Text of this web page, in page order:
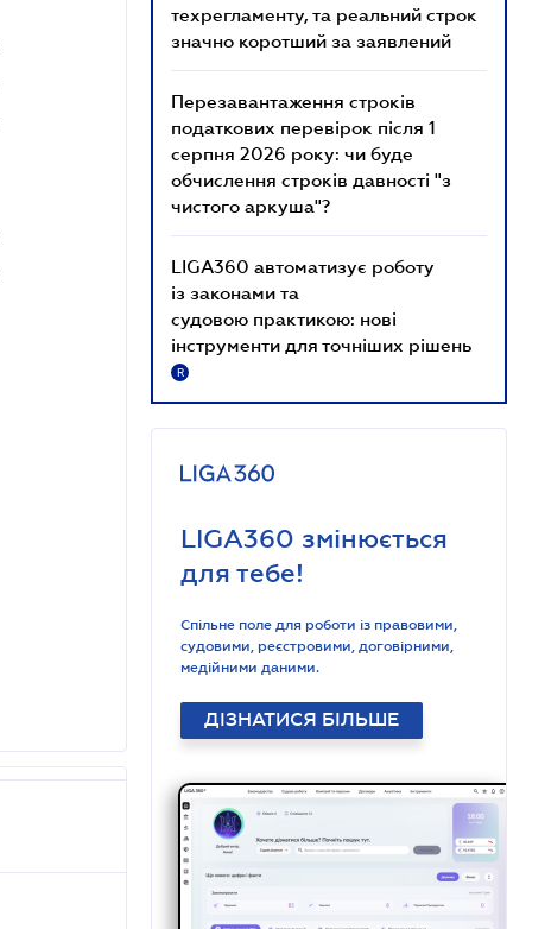
техрегламенту, та реальний строк
значно коротший за заявлений
Перезавантаження строків
податкових перевірок після 1
серпня 2026 року: чи буде
обчислення строків давності "з
чистого аркуша"?
LIGA360 автоматизує роботу
із законами та
судовою практикою: нові
інструменти для точніших рішень
R
LIGA360 змінюється
для тебе!
Спільне поле для роботи із правовими,
судовими, реєстровими, договірними,
медійними даними.
ДІЗНАТИСЯ БІЛЬШЕ